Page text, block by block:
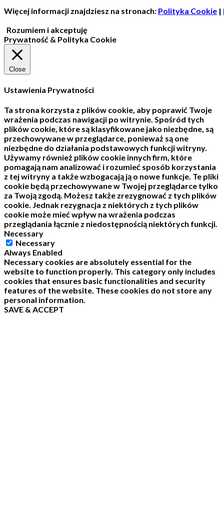
Więcej informacji znajdziesz na stronach: Polityka Cookie |
Rozumiem i akceptuję
Prywatność & Polityka Cookie
Close
Ustawienia Prywatności
Ta strona korzysta z plików cookie, aby poprawić Twoje
wrażenia podczas nawigacji po witrynie. Spośród tych
plików cookie, które są klasyfikowane jako niezbędne, są
przechowywane w przeglądarce, ponieważ są one
niezbędne do działania podstawowych funkcji witryny.
Używamy również plików cookie innych firm, które
pomagają nam analizować i rozumieć sposób korzystania
z tej witryny a także wzbogacają ją o nowe funkcje. Te pliki
cookie będą przechowywane w Twojej przeglądarce tylko
za Twoją zgodą. Możesz także zrezygnować z tych plików
cookie. Jednak rezygnacja z niektórych z tych plików
cookie może mieć wpływ na wrażenia podczas
przeglądania łącznie z niedostępnością niektórych funkcji.
Necessary
Necessary
Always Enabled
Necessary cookies are absolutely essential for the
website to function properly. This category only includes
cookies that ensures basic functionalities and security
features of the website. These cookies do not store any
personal information.
SAVE & ACCEPT